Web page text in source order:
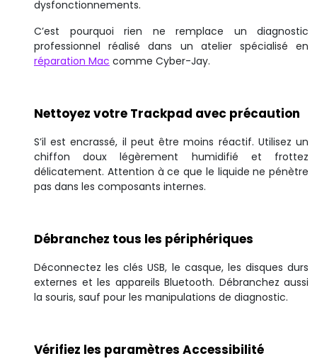
dysfonctionnements.
C’est pourquoi rien ne remplace un diagnostic
professionnel réalisé dans un atelier spécialisé en
réparation Mac comme Cyber-Jay.
Nettoyez votre Trackpad avec précaution
S’il est encrassé, il peut être moins réactif. Utilisez un
chiffon doux légèrement humidifié et frottez
délicatement. Attention à ce que le liquide ne pénètre
pas dans les composants internes.
Débranchez tous les périphériques
Déconnectez les clés USB, le casque, les disques durs
externes et les appareils Bluetooth. Débranchez aussi
la souris, sauf pour les manipulations de diagnostic.
Vérifiez les paramètres Accessibilité